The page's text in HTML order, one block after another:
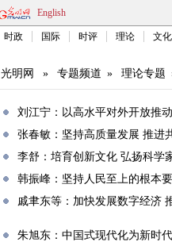
English
时政 国际 时评 理论 文化
光明网 » 专题频道 » 理论专题
刘江宁：以高水平对外开放推
张春敏：坚持高质量发展 推进
李舒：培育创新文化 弘扬科学
韩振峰：坚持人民至上的根本
戚聿东等：加快发展数字经济
朱旭东：中国式现代化为新时